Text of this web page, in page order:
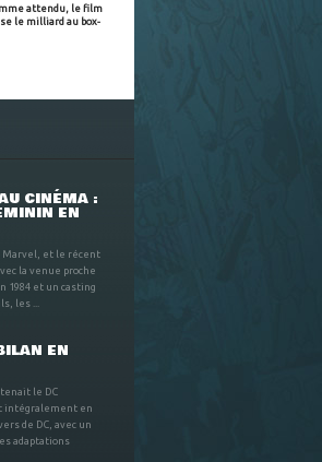
attendu, le film
le milliard au box-
CINÉMA :
EN
Marvel, et le récent
la venue proche
1984 et un casting
les ...
EN
le DC
intégralement en
de DC, avec un
adaptations